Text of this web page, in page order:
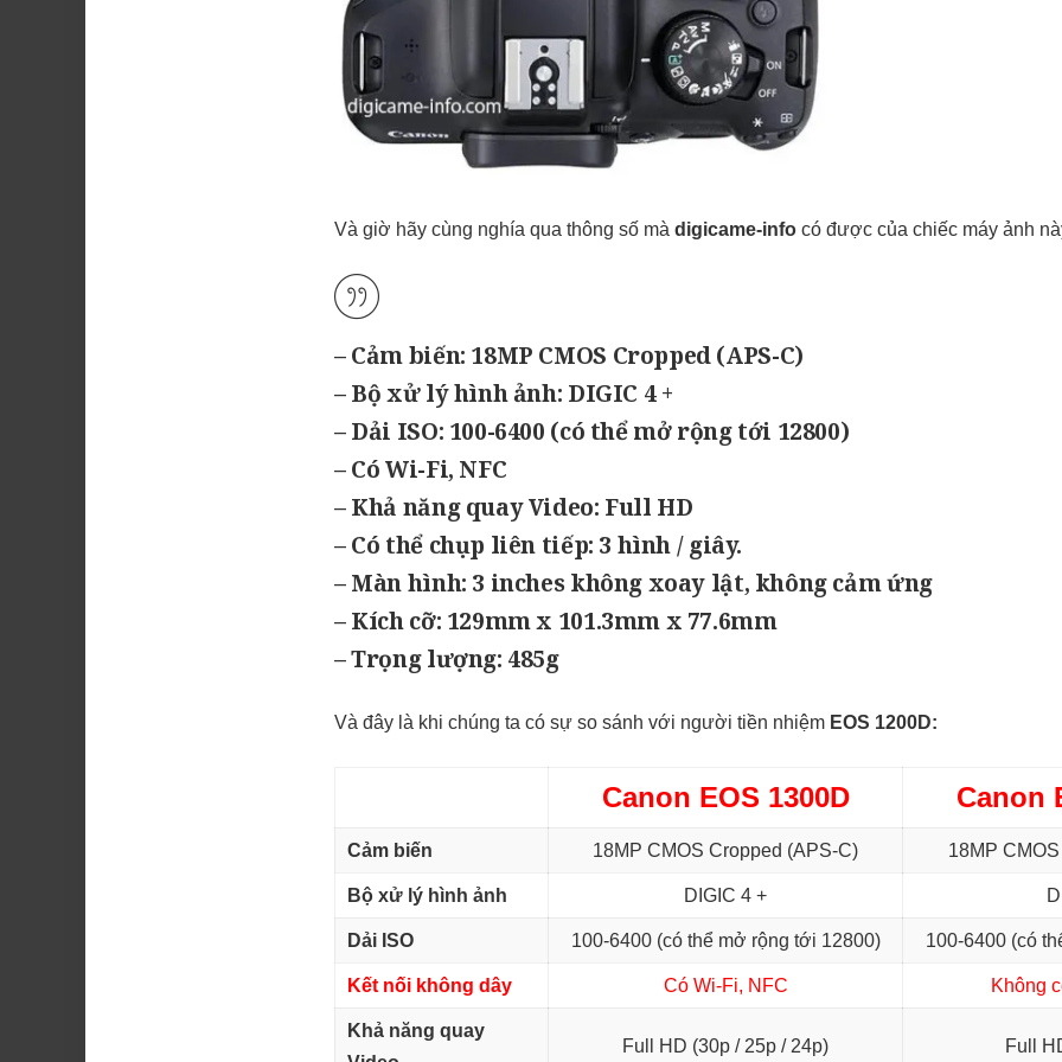
Và giờ hãy cùng nghía qua thông số mà digicame-info có được của chiếc máy ảnh
– Cảm biến: 18MP CMOS Cropped (APS-C)
– Bộ xử lý hình ảnh: DIGIC 4 +
– Dải ISO: 100-6400 (có thể mở rộng tới 12800)
– Có Wi-Fi, NFC
– Khả năng quay Video: Full HD
– Có thể chụp liên tiếp: 3 hình / giây.
– Màn hình: 3 inches không xoay lật, không cảm ứng
– Kích cỡ: 129mm x 101.3mm x 77.6mm
– Trọng lượng: 485g
Và đây là khi chúng ta có sự so sánh với người tiền nhiệm EOS 1200D:
Canon EOS 1300D Canon
Cảm biến 18MP CMOS Cropped (APS-C) 18MP
Bộ xử lý hình ảnh DIGIC 4 +
Dải ISO 100-6400 (có thể mở rộng tới 12800) 100-6400 (có
Kết nối không dây Có Wi-Fi, NFC Không
Khả năng quay
Full HD (30p / 25p / 24p) Full